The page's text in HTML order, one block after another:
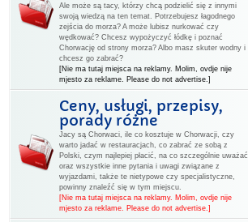
Ale może są tacy, którzy chcą podzielić się z innymi
swoją wiedzą na ten temat. Potrzebujesz łagodnego
zejścia do morza? A może lubisz nurkować czy
wędkować? Chcesz wypożyczyć łódkę i poznać
Chorwację od strony morza? Albo masz skuter wodny i
chcesz go zabrać?
[Nie ma tutaj miejsca na reklamy. Molim, ovdje nije
mjesto za reklame. Please do not advertise.]
Ceny, usługi, przepisy,
porady różne
Jacy są Chorwaci, ile co kosztuje w Chorwacji, czy
warto jadać w restauracjach, co zabrać ze sobą z
Polski, czym najlepiej płacić, na co szczególnie uważać
oraz wszystkie inne pytania i uwagi związane z
wyjazdami, także te nietypowe czy specjalistyczne,
powinny znaleźć się w tym miejscu.
[Nie ma tutaj miejsca na reklamy. Molim, ovdje nije
mjesto za reklame. Please do not advertise.]